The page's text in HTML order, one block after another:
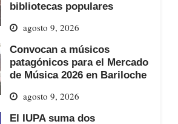
bibliotecas populares
agosto 9, 2026
Convocan a músicos
patagónicos para el Mercado
de Música 2026 en Bariloche
agosto 9, 2026
El IUPA suma dos